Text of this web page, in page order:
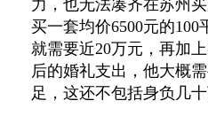
力，也无法凑齐在苏州
买一套均价6500元的100
就需要近20万元，再加
后的婚礼支出，他大概
足，这还不包括身负几十